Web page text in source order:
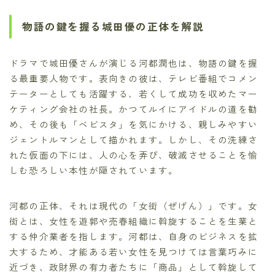
物語の鍵を握る城田優の正体を解説
ドラマで城田優さんが演じる河都潤也は、物語の鍵を握
る最重要人物です。表向きの彼は、テレビ番組でコメン
テーターとしても活躍する、若くして成功を収めたマー
ケティング会社の社長。かつてルイにアイドルの道を勧
め、その後も「ベビスタ」を気にかける、親しみやすい
ジェントルマンとして描かれます。しかし、その洗練さ
れた仮面の下には、人の心を弄び、破滅させることを愉
しむ恐ろしい本性が隠されています。
河都の正体、それは現代の「女衒（ぜげん）」です。女
衒とは、女性を遊郭や売春組織に斡旋することを生業と
する仲介業者を指します。河都は、自身のビジネスを拡
大するため、才能ある若い女性を見つけては言葉巧みに
近づき、政財界の有力者たちに「商品」として斡旋して